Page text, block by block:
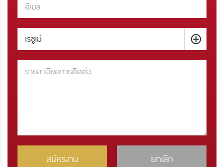
เรซูเม่
สมัครงาน ยกเลิก